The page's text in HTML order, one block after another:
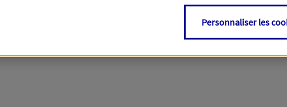
Personnaliser les